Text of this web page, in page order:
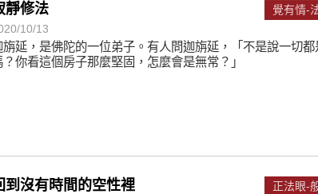
靜修法
10/13
旃延，是佛陀的一位弟子。有人問迦旃延，「不是說一切都
？你看這個房子那麼堅固，怎麼會是無常？」
覺有情-
到沒有時間的空性裡 正法眼-